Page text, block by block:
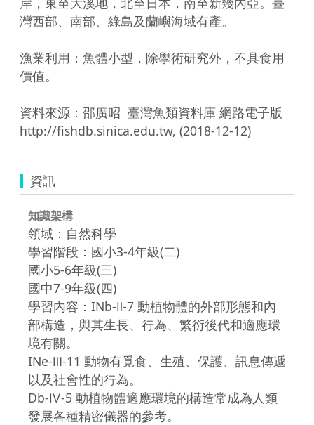
灣西部、南部、綠島及蘭嶼海域有產。
漁業利用：魚體小型，除學術研究外，不具食用
價值。
資料來源：邵廣昭  臺灣魚類資料庫 網路電子版
http://fishdb.sinica.edu.tw, (2018-12-12)
資訊
知識架構
領域：自然科學
學習階段：國小3-4年級(二)
國小5-6年級(三)
國中7-9年級(四)
學習內容：INb-Ⅱ-7 動植物體的外部形態和內
部構造，與其生長、行為、繁衍後代和適應環
境有關。
INe-Ⅲ-11 動物有覓食、生殖、保護、訊息傳遞
以及社會性的行為。
Db-Ⅳ-5 動植物體適應環境的構造常成為人類
發展各種精密儀器的參考。